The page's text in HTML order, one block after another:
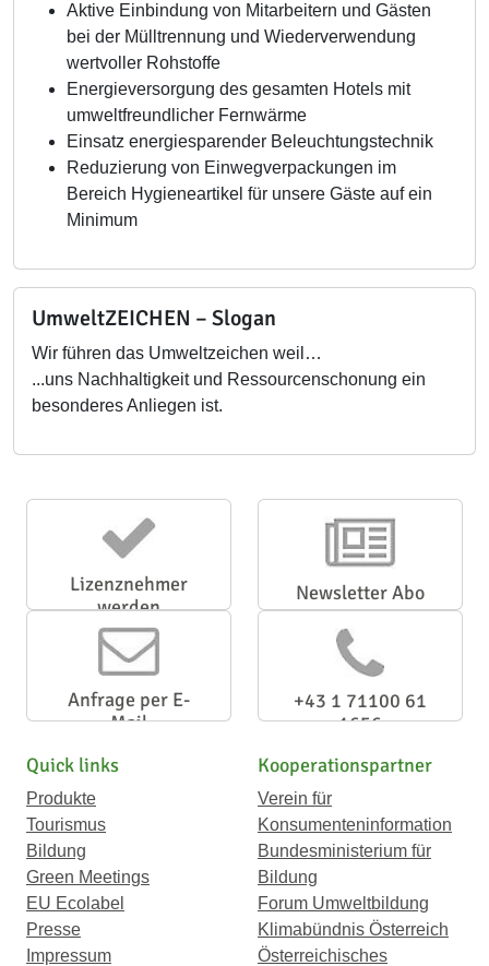
Aktive Einbindung von Mitarbeitern und Gästen
bei der Mülltrennung und Wiederverwendung
wertvoller Rohstoffe
Energieversorgung des gesamten Hotels mit
umweltfreundlicher Fernwärme
Einsatz energiesparender Beleuchtungstechnik
Reduzierung von Einwegverpackungen im
Bereich Hygieneartikel für unsere Gäste auf ein
Minimum
UmweltZEICHEN – Slogan
Wir führen das Umweltzeichen weil…
...uns Nachhaltigkeit und Ressourcenschonung ein
besonderes Anliegen ist.
Lizenznehmer
werden
Newsletter Abo
Anfrage per E-
Mail
+43 1 71100 61
1656
Quick links
Produkte
Tourismus
Bildung
Green Meetings
EU Ecolabel
Presse
Impressum
Kooperationspartner
Verein für
Konsumenteninformation
Bundesministerium für
Bildung
Forum Umweltbildung
Klimabündnis Österreich
Österreichisches